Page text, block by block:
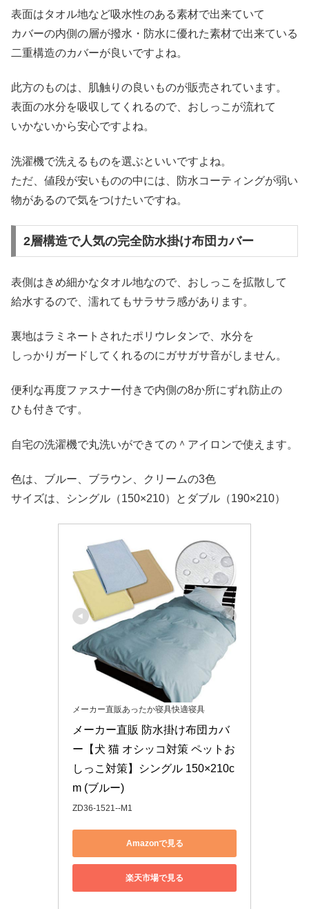
表面はタオル地など吸水性のある素材で出来ていて
カバーの内側の層が撥水・防水に優れた素材で出来ている
二重構造のカバーが良いですよね。
此方のものは、肌触りの良いものが販売されています。
表面の水分を吸収してくれるので、おしっこが流れて
いかないから安心ですよね。
洗濯機で洗えるものを選ぶといいですよね。
ただ、値段が安いものの中には、防水コーティングが弱い
物があるので気をつけたいですね。
2層構造で人気の完全防水掛け布団カバー
表側はきめ細かなタオル地なので、おしっこを拡散して
給水するので、濡れてもサラサラ感があります。
裏地はラミネートされたポリウレタンで、水分を
しっかりガードしてくれるのにガサガサ音がしません。
便利な再度ファスナー付きで内側の8か所にずれ防止の
ひも付きです。
自宅の洗濯機で丸洗いができての＾アイロンで使えます。
色は、ブルー、ブラウン、クリームの3色
サイズは、シングル（150×210）とダブル（190×210）
メーカー直販あったか寝具快適寝具
メーカー直販 防水掛け布団カバ
ー【犬 猫 オシッコ対策 ペットお
しっこ対策】シングル 150×210c
m (ブルー)
ZD36-1521--M1
Amazonで見る
楽天市場で見る